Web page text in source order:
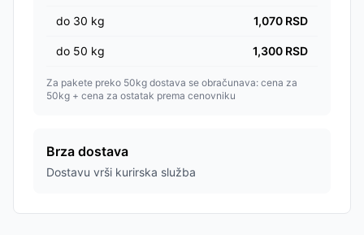
do 30 kg 1,070 RSD
do 50 kg 1,300 RSD
Za pakete preko 50kg dostava se obračunava: cena za
50kg + cena za ostatak prema cenovniku
Brza dostava
Dostavu vrši kurirska služba